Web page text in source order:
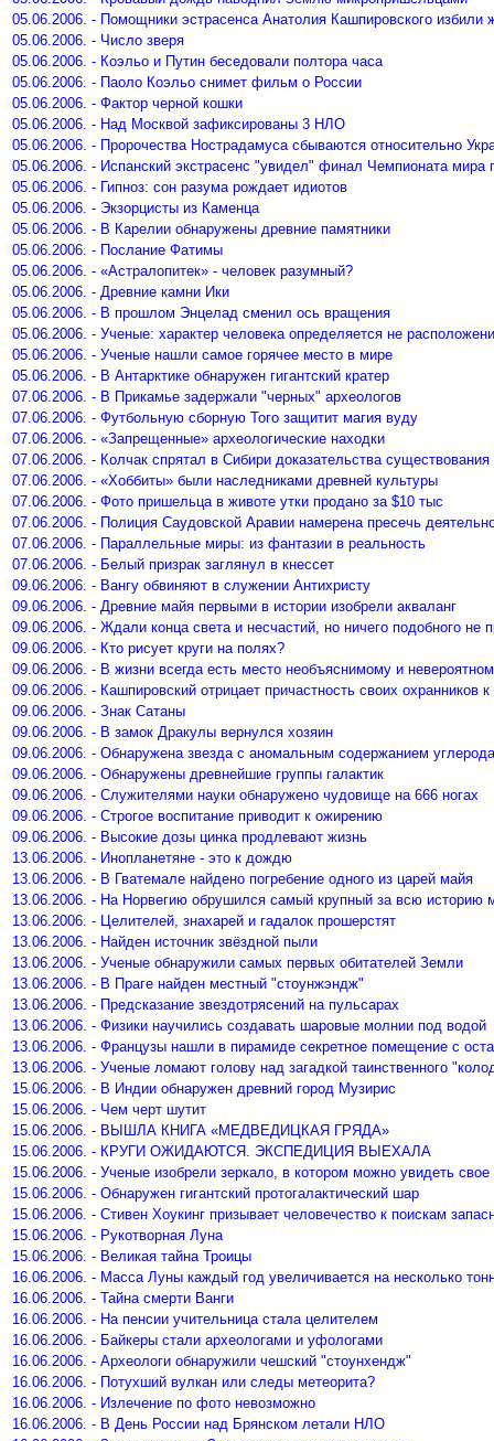
05.06.2006. - Помощники эстрасенса Анатолия Кашпировского избили
05.06.2006. - Число зверя
05.06.2006. - Коэльо и Путин беседовали полтора часа
05.06.2006. - Паоло Коэльо снимет фильм о России
05.06.2006. - Фактор черной кошки
05.06.2006. - Над Москвой зафиксированы 3 НЛО
05.06.2006. - Пророчества Нострадамуса сбываются относительно
05.06.2006. - Испанский экстрасенс "увидел" финал Чемпионата мира
05.06.2006. - Гипноз: сон разума рождает идиотов
05.06.2006. - Экзорцисты из Каменца
05.06.2006. - В Карелии обнаружены древние памятники
05.06.2006. - Послание Фатимы
05.06.2006. - «Астралопитек» - человек разумный?
05.06.2006. - Древние камни Ики
05.06.2006. - В прошлом Энцелад сменил ось вращения
05.06.2006. - Ученые: характер человека определяется не
05.06.2006. - Ученые нашли самое горячее место в мире
05.06.2006. - В Антарктике обнаружен гигантский кратер
07.06.2006. - В Прикамье задержали "черных" археологов
07.06.2006. - Футбольную сборную Того защитит магия вуду
07.06.2006. - «Запрещенные» археологические находки
07.06.2006. - Колчак спрятал в Сибири доказательства существования
07.06.2006. - «Хоббиты» были наследниками древней культуры
07.06.2006. - Фото пришельца в животе утки продано за $10 тыс
07.06.2006. - Полиция Саудовской Аравии намерена пресечь
07.06.2006. - Параллельные миры: из фантазии в реальность
07.06.2006. - Белый призрак заглянул в кнессет
09.06.2006. - Вангу обвиняют в служении Антихристу
09.06.2006. - Древние майя первыми в истории изобрели акваланг
09.06.2006. - Ждали конца света и несчастий, но ничего подобного не
09.06.2006. - Кто рисует круги на полях?
09.06.2006. - В жизни всегда есть место необъяснимому и
09.06.2006. - Кашпировский отрицает причастность своих охранников
09.06.2006. - Знак Сатаны
09.06.2006. - В замок Дракулы вернулся хозяин
09.06.2006. - Обнаружена звезда с аномальным содержанием углерода
09.06.2006. - Обнаружены древнейшие группы галактик
09.06.2006. - Служителями науки обнаружено чудовище на 666 ногах
09.06.2006. - Строгое воспитание приводит к ожирению
09.06.2006. - Высокие дозы цинка продлевают жизнь
13.06.2006. - Инопланетяне - это к дождю
13.06.2006. - В Гватемале найдено погребение одного из царей майя
13.06.2006. - На Норвегию обрушился самый крупный за всю историю
13.06.2006. - Целителей, знахарей и гадалок прошерстят
13.06.2006. - Найден источник звёздной пыли
13.06.2006. - Ученые обнаружили самых первых обитателей Земли
13.06.2006. - В Праге найден местный "стоунжэндж"
13.06.2006. - Предсказание звездотрясений на пульсарах
13.06.2006. - Физики научились создавать шаровые молнии под водой
13.06.2006. - Французы нашли в пирамиде секретное помещение с
13.06.2006. - Ученые ломают голову над загадкой таинственного
15.06.2006. - В Индии обнаружен древний город Музирис
15.06.2006. - Чем черт шутит
15.06.2006. - ВЫШЛА КНИГА «МЕДВЕДИЦКАЯ ГРЯДА»
15.06.2006. - КРУГИ ОЖИДАЮТСЯ. ЭКСПЕДИЦИЯ ВЫЕХАЛА
15.06.2006. - Ученые изобрели зеркало, в котором можно увидеть
15.06.2006. - Обнаружен гигантский протогалактический шар
15.06.2006. - Стивен Хоукинг призывает человечество к поискам
15.06.2006. - Рукотворная Луна
15.06.2006. - Великая тайна Троицы
16.06.2006. - Масса Луны каждый год увеличивается на несколько
16.06.2006. - Тайна смерти Ванги
16.06.2006. - На пенсии учительница стала целителем
16.06.2006. - Байкеры стали археологами и уфологами
16.06.2006. - Археологи обнаружили чешский "стоунхендж"
16.06.2006. - Потухший вулкан или следы метеорита?
16.06.2006. - Излечение по фото невозможно
16.06.2006. - В День России над Брянском летали НЛО